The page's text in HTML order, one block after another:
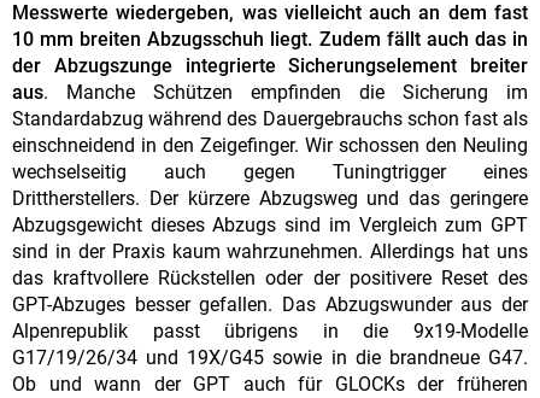
Messwerte wiedergeben, was vielleicht auch an dem fast
10 mm breiten Abzugsschuh liegt. Zudem fällt auch das in
der Abzugszunge integrierte Sicherungselement breiter
aus. Manche Schützen empfinden die Sicherung im
Standardabzug während des Dauergebrauchs schon fast als
einschneidend in den Zeigefinger. Wir schossen den Neuling
wechselseitig auch gegen Tuningtrigger eines
Drittherstellers. Der kürzere Abzugsweg und das geringere
Abzugsgewicht dieses Abzugs sind im Vergleich zum GPT
sind in der Praxis kaum wahrzunehmen. Allerdings hat uns
das kraftvollere Rückstellen oder der positivere Reset des
GPT-Abzuges besser gefallen. Das Abzugswunder aus der
Alpenrepublik passt übrigens in die 9x19-Modelle
G17/19/26/34 und 19X/G45 sowie in die brandneue G47.
Ob und wann der GPT auch für GLOCKs der früheren